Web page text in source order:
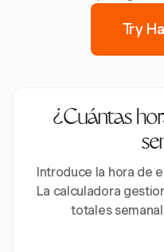
Try
¿Cuántas
Introduce la hora de
La calculadora
totales